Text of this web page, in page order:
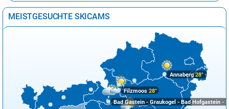
MEISTGESUCHTE SKICAMS
Filzmoos 28°
Bad Gastein - Graukogel - Bad Hofgastein -
Annaberg28°